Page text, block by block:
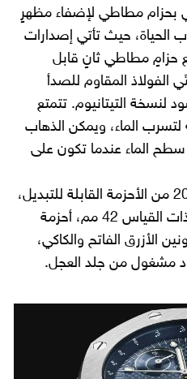
بحزام مطاطي لإضفاء مظهرٍ
الحياة، حيث تأتي إصدارات
بقياس 42 مم مع حزامٍ مطاطي ثانٍ قابل
الفولاذ المقاوم للصدأ
لنسخة التيتانيوم. تتمتع
لتسرب الماء، ويمكن الذهاب
100 متر تحت سطح الماء عندما تكون على
تتضمن أيضاً تشكيلة عام 2021 من الأحزمة القابلة للتبديل،
لساعة ”رويال أوك أوفشور“ ذات القياس 42 مم، أحزمة
الأزرق الفاتح والكاكي،
مشغول من جلد العجل.